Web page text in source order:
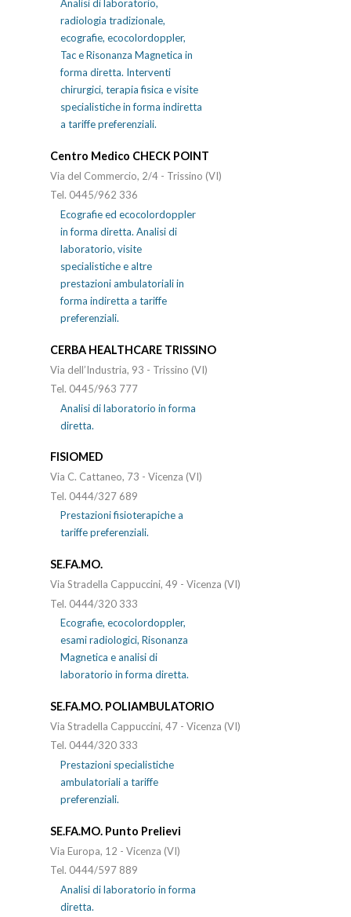
Analisi di laboratorio,
radiologia tradizionale,
ecografie, ecocolordoppler,
Tac e Risonanza Magnetica in
forma diretta. Interventi
chirurgici, terapia fisica e visite
specialistiche in forma indiretta
a tariffe preferenziali.
Centro Medico CHECK POINT
Via del Commercio, 2/4 - Trissino (VI)
Tel. 0445/962 336
Ecografie ed ecocolordoppler
in forma diretta. Analisi di
laboratorio, visite
specialistiche e altre
prestazioni ambulatoriali in
forma indiretta a tariffe
preferenziali.
CERBA HEALTHCARE TRISSINO
Via dell’Industria, 93 - Trissino (VI)
Tel. 0445/963 777
Analisi di laboratorio in forma
diretta.
FISIOMED
Via C. Cattaneo, 73 - Vicenza (VI)
Tel. 0444/327 689
Prestazioni fisioterapiche a
tariffe preferenziali.
SE.FA.MO.
Via Stradella Cappuccini, 49 - Vicenza (VI)
Tel. 0444/320 333
Ecografie, ecocolordoppler,
esami radiologici, Risonanza
Magnetica e analisi di
laboratorio in forma diretta.
SE.FA.MO. POLIAMBULATORIO
Via Stradella Cappuccini, 47 - Vicenza (VI)
Tel. 0444/320 333
Prestazioni specialistiche
ambulatoriali a tariffe
preferenziali.
SE.FA.MO. Punto Prelievi
Via Europa, 12 - Vicenza (VI)
Tel. 0444/597 889
Analisi di laboratorio in forma
diretta.